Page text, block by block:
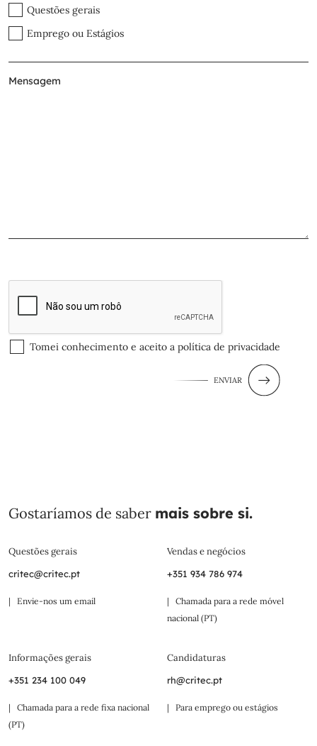
Questões gerais
Emprego ou Estágios
Tomei conhecimento e aceito a política de privacidade
ENVIAR
Gostaríamos de saber mais sobre si.
Questões gerais
critec@critec.pt
| Envie-nos um email
Vendas e negócios
+351 934 786 974
| Chamada para a rede móvel
nacional (PT)
Informações gerais
+351 234 100 049
| Chamada para a rede fixa nacional
(PT)
Candidaturas
rh@critec.pt
| Para emprego ou estágios